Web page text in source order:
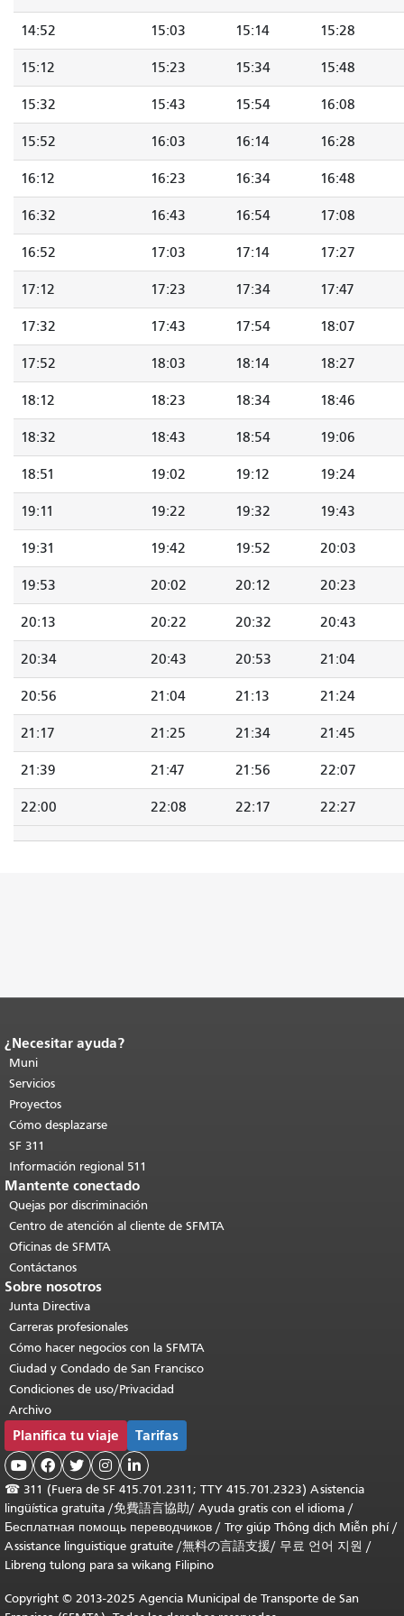
14:52 15:03 15:14 15:28
15:12 15:23 15:34 15:48
15:32 15:43 15:54 16:08
15:52 16:03 16:14 16:28
16:12 16:23 16:34 16:48
16:32 16:43 16:54 17:08
16:52 17:03 17:14 17:27
17:12 17:23 17:34 17:47
17:32 17:43 17:54 18:07
17:52 18:03 18:14 18:27
18:12 18:23 18:34 18:46
18:32 18:43 18:54 19:06
18:51 19:02 19:12 19:24
19:11 19:22 19:32 19:43
19:31 19:42 19:52 20:03
19:53 20:02 20:12 20:23
20:13 20:22 20:32 20:43
20:34 20:43 20:53 21:04
20:56 21:04 21:13 21:24
21:17 21:25 21:34 21:45
21:39 21:47 21:56 22:07
22:00 22:08 22:17 22:27
Fin del contenido de la página.
de esta página se repite en todas las
páginas.Volver al principio del
contenido principal
¿Necesitar ayuda?
Muni
Servicios
Proyectos
Cómo desplazarse
SF 311
Información regional 511
Mantente conectado
Quejas por discriminación
Centro de atención al cliente de SFMTA
Oficinas de SFMTA
Contáctanos
Sobre nosotros
Junta Directiva
Carreras profesionales
Cómo hacer negocios con la SFMTA
Ciudad y Condado de San Francisco
Condiciones de uso/Privacidad
Archivo
Planifica tu viaje Tarifas
    
☎ 311 (Fuera de SF 415.701.2311; TTY 415.701.2323) Asistencia
lingüística gratuita /免費語言協助/ Ayuda gratis con el idioma /
Бесплатная помощь переводчиков / Trợ giúp Thông dịch Miễn phí/
Assistance linguistique gratuite /無料の言語支援/ 무료 언어 지원 /
Libreng tulong para sa wikang Filipino
Copyright © 2013-2025 Agencia Municipal de Transporte de San